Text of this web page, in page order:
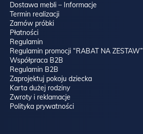
Dostawa mebli – Informacje
Termin realizacji
Zamów próbki
Płatności
Regulamin
Regulamin promocji “RABAT NA ZESTAW”
Współpraca B2B
Regulamin B2B
Zaprojektuj pokoju dziecka
Karta dużej rodziny
Zwroty i reklamacje
Polityka prywatności